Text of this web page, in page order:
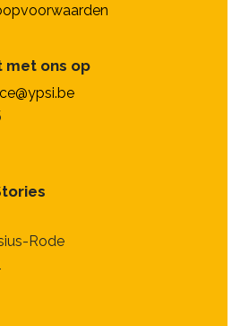
met ons op
Rode